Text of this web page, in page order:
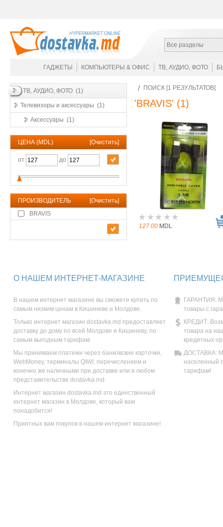
Все разделы
ГАДЖЕТЫ КОМПЬЮТЕРЫ & ОФИС ТВ, АУДИО, ФОТО
ТВ, АУДИО, ФОТО (1)
Телевизоры и аксессуары (1)
Аксессуары (1)
ЦЕНА (MDL) [Очистить]
от до
ПРОИЗВОДИТЕЛЬ [Очистить]
BRAVIS
ПОИСК [1 РЕЗУЛЬТАТОВ]
'BRAVIS' (1)
127.00 MDL
О НАШЕМ ИНТЕРНЕТ-МАГАЗИНЕ
В нашем интернет магазине вы сможете купить по
самым низким ценам в Кишиневе и Молдове.
Только интернет магазин dostavka.md предоставляет
доставку до дому по всей Молдове и Кишиневу, по
самым выгодным тарифам.
Мы принимаем платежи через банковские карточки,
WebMoney, терминалы QIWI, перечислением и
конечно же наличными при доставке или в любом
представительстве dostavka.md.
Интернет магазин dostavka.md это единственный
интернет магазин в Молдове, который вам
понадобится!
Приятных вам покупок в нашем интернет магазине!
ГАРАНТИЯ:
товары с
КРЕДИТ:
товара на
кредитных
ДОСТАВКА:
населенный
тарифам!